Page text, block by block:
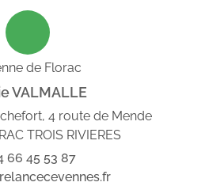
de Florac
VALMALLE
4 route de Mende
TROIS RIVIERES
66 45 53 87